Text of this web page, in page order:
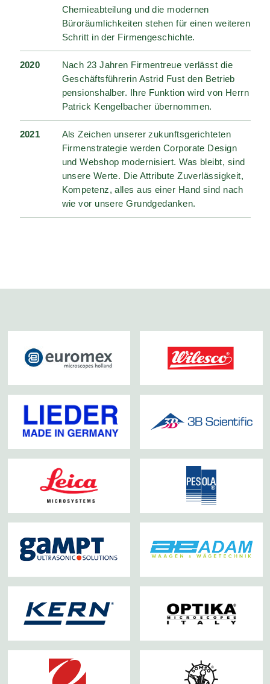
Chemieabteilung und die modernen
Büroräumlichkeiten stehen für einen weiteren
Schritt in der Firmengeschichte.
2020
Nach 23 Jahren Firmentreue verlässt die
Geschäftsführerin Astrid Fust den Betrieb
pensionshalber. Ihre Funktion wird von Herrn
Patrick Kengelbacher übernommen.
2021
Als Zeichen unserer zukunftsgerichteten
Firmenstrategie werden Corporate Design
und Webshop modernisiert. Was bleibt, sind
unsere Werte. Die Attribute Zuverlässigkeit,
Kompetenz, alles aus einer Hand sind nach
wie vor unsere Grundgedanken.